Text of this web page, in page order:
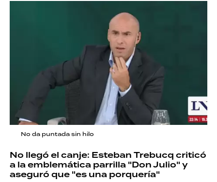
No da puntada sin hilo
No llegó el canje: Esteban Trebucq criticó
a la emblemática parrilla "Don Julio" y
aseguró que "es una porquería"